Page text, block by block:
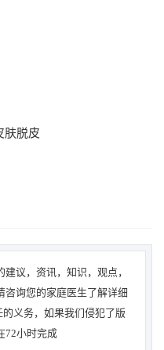
肤脱皮
议，资讯，知识，观点，
咨询您的家庭医生了解详细
义务，如果我们侵犯了版
72小时完成